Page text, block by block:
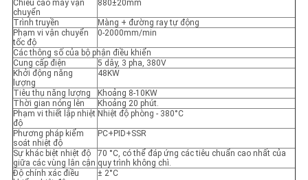
Chiều cao máy vận
chuyển
880±20mm
Trình truyền
Màng + đường ray tự động
Phạm vi vận chuyển
tốc độ
0-2000mm/min
Các thông số của bộ phận điều khiển
Cung cấp điện
5 dây, 3 pha, 380V
Khởi động năng
lượng
48KW
Tiêu thụ năng lượng
Khoảng 8-10KW
Thời gian nóng lên
Khoảng 20 phút.
Phạm vi thiết lập nhiệt
độ
Nhiệt độ phòng - 380°C
Phương pháp kiểm
soát nhiệt độ
PC+PID+SSR
Sự khác biệt nhiệt độ
giữa các vùng lân cận
70 °C, có thể đáp ứng các tiêu chuẩn cao nhất của
quy trình không chì.
Độ chính xác điều
± 2°C